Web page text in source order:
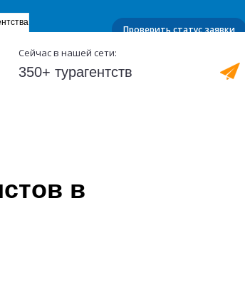
ТурОфис
Проверить статус заявки
Сейчас в нашей сети:
350+ турагентств
в